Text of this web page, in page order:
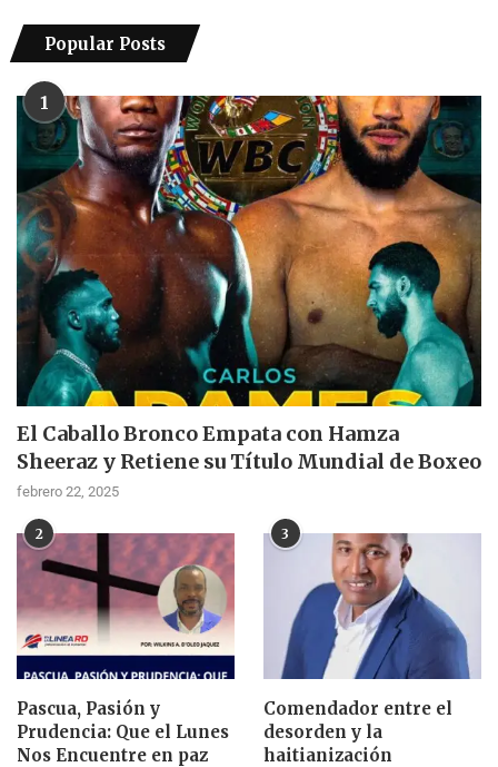
Popular Posts
1
El Caballo Bronco Empata con Hamza
Sheeraz y Retiene su Título Mundial de Boxeo
febrero 22, 2025
2
Pascua, Pasión y
Prudencia: Que el Lunes
Nos Encuentre en paz
3
Comendador entre el
desorden y la
haitianización